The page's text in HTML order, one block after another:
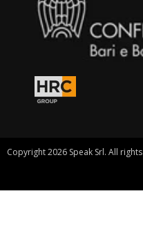
Copyright 2026 Speak Srl. All